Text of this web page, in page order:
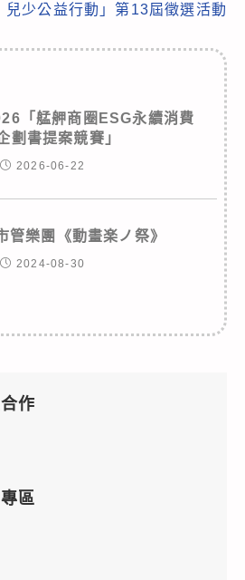
兒少公益行動」第13屆徵選活動
「艋舺商圈ESG永續消費
劃書提案競賽」
2026-06-22
管樂團《動畫楽ノ祭》
2024-08-30
作
區